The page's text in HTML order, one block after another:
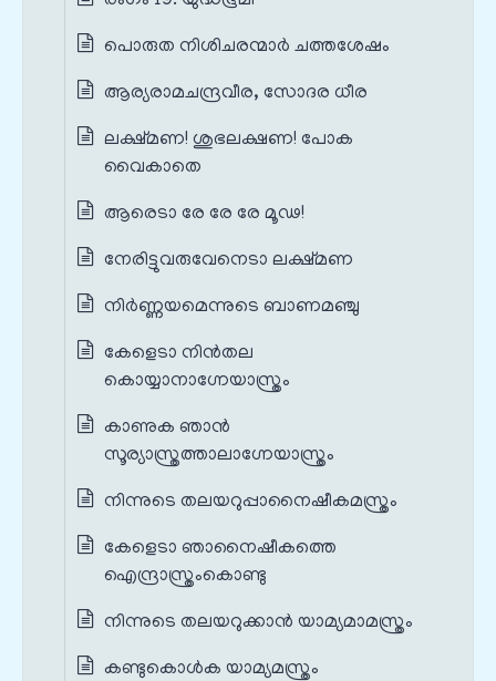
പൊരുത നിശിചരന്മാർ ചത്തശേഷം
ആര്യരാമചന്ദ്രവീര, സോദര ധീര
ലക്ഷ്മണ! ശുഭലക്ഷണ! പോക
വൈകാതെ
ആരെടാ രേ രേ രേ മൂഢ!
നേരിട്ടുവരുവേനെടാ ലക്ഷ്മണ
നിർണ്ണയമെന്നുടെ ബാണമഞ്ചു
കേളെടാ നിൻതല
കൊയ്യാനാഗ്നേയാസ്ത്രം
കാണുക ഞാൻ
സൂര്യാസ്ത്രത്താലാഗ്നേയാസ്ത്രം
നിന്നുടെ തലയറുപ്പാനൈഷീകമസ്ത്രം
കേളെടാ ഞാനൈഷീകത്തെ
ഐന്ദ്രാസ്ത്രംകൊണ്ടു
നിന്നുടെ തലയറുക്കാൻ യാമ്യമാമസ്ത്രം
കണ്ടുകൊൾക യാമ്യമസ്ത്രം